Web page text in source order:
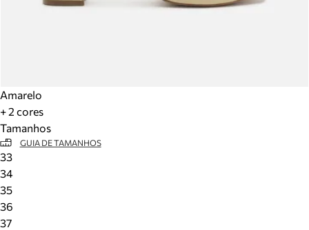
Amarelo
+ 2 cores
Tamanhos
GUIA DE TAMANHOS
33
34
35
36
37